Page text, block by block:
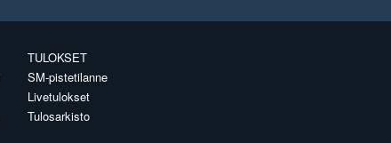
TULOKSET
SM-pistetilanne
Livetulokset
Tulosarkisto